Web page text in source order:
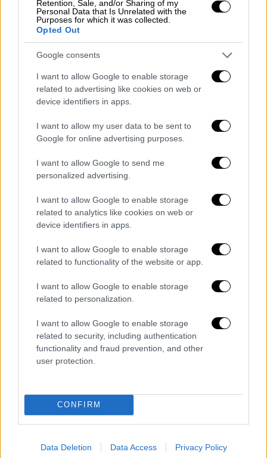
Retention, Sale, and/or Sharing of my
Personal Data that Is Unrelated with the
Purposes for which it was collected.
Opted Out
Google consents
I want to allow Google to enable storage
related to advertising like cookies on web or
device identifiers in apps.
I want to allow my user data to be sent to
Google for online advertising purposes.
I want to allow Google to send me
personalized advertising.
I want to allow Google to enable storage
related to analytics like cookies on web or
device identifiers in apps.
I want to allow Google to enable storage
related to functionality of the website or app.
I want to allow Google to enable storage
related to personalization.
I want to allow Google to enable storage
related to security, including authentication
functionality and fraud prevention, and other
user protection.
CONFIRM
Data Deletion Data Access Privacy Policy
Επαναπατρίζονται με έκτακτη πτήση οι
εγκλωβισμένοι Έλληνες στην Τουρκία
Με ειδική πτήση της Aegean Airlines θα
γίνει την Πέμπτη ο επαναπατρισμός των
Ελλήνων στην Τουρκία
Νέα Υόρκη: Βανδάλισαν το κτίριο του
Δεν υπάρχει ανάληψη ευθύνης για αυτή την
ΑΛΛΑ #TAGS
Κωνσταντινούπολη
ειδήσεις τώρα
εκδήλωση